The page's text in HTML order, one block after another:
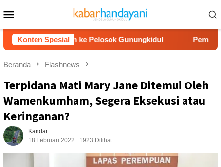
ke
kontenMobile
Konten Spesial
Air Bersih ke Pelosok Gunungkidul Pemkab
Beranda Flashnews
Terpidana Mati Mary Jane Ditemui Oleh
Wamenkumham, Segera Eksekusi atau
Keringanan?
Kandar
18 Februari 2022
1923 Dilihat